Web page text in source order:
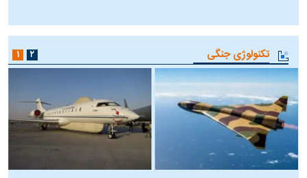
تکنولوژی جنگی ۱ ۲